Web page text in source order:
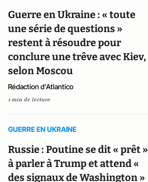
Guerre en Ukraine : « toute
une série de questions »
restent à résoudre pour
conclure une trêve avec Kiev,
selon Moscou
Rédaction d'Atlantico
1 min de lecture
GUERRE EN UKRAINE
Russie : Poutine se dit « prêt »
à parler à Trump et attend «
des signaux de Washington »